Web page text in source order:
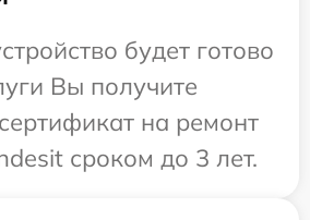
будет готово
Вы получите
на ремонт
сроком до 3 лет.